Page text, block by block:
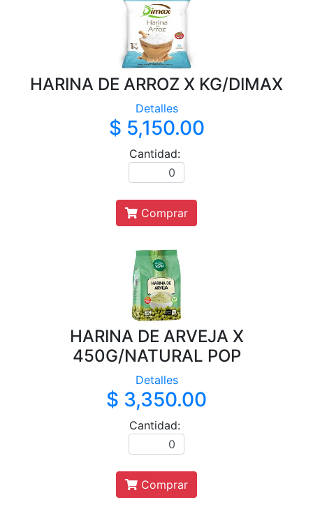
HARINA DE ARROZ X KG/DIMAX
Detalles
$ 5,150.00
Cantidad:
Comprar
HARINA DE ARVEJA X
450G/NATURAL POP
Detalles
$ 3,350.00
Cantidad:
Comprar